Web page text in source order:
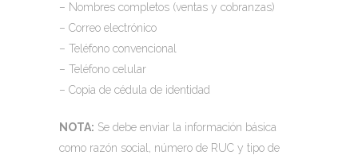
– Nombres completos (ventas y cobranzas)
– Correo electrónico
– Teléfono convencional
– Teléfono celular
– Copia de cédula de identidad
NOTA: Se debe enviar la información básica
como razón social, número de RUC y tipo de